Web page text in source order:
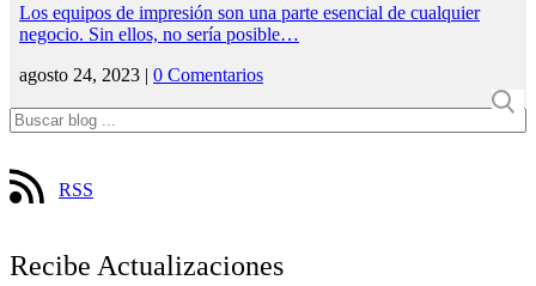
Los equipos de impresión son una parte esencial de cualquier
negocio. Sin ellos, no sería posible…
agosto 24, 2023 | 0 Comentarios
RSS
Recibe Actualizaciones